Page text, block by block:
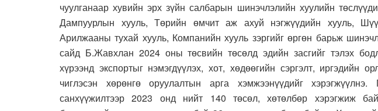
чуулганаар хувийн эрх зүйн салбарын шинэчлэлийн хуулийн
Дампуурлын хууль, Төрийн өмчит аж ахуй нэгжүүдийн хууль,
Арилжааны тухай хууль, Компанийн хууль зэргийг өргөн барьж
сайд Б.Жавхлан 2024 оны төсвийн төсөлд эдийн засгийг тэлэх
хүрээнд экспортыг нэмэгдүүлэх, хот, хөдөөгийн сэргэлт, иргэдийн
чиглэсэн хөрөнгө оруулалтын арга хэмжээнүүдийг
санхүүжилтээр 2023 онд нийт 140 төсөл, хөтөлбөр хэрэгжиж